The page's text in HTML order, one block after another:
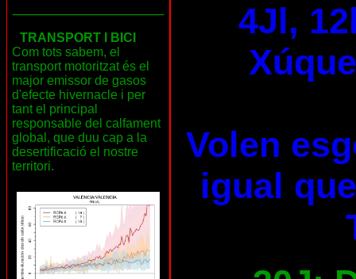
TRANSPORT I BICI
Com tots sabem, el
transport motoritzat és el
major emissor de gasos
d'efecte hivernacle i per
tant el principal
responsable del calfament
global, que duu cap a la
desertificació el nostre
territori.
4Jl,
Volen
igual